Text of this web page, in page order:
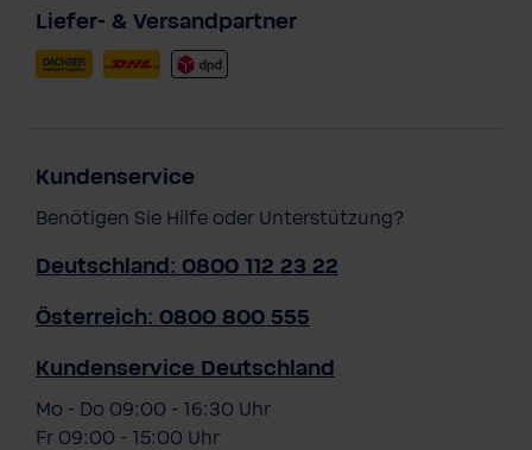
Liefer- & Versandpartner
Kundenservice
Benötigen Sie Hilfe oder Unterstützung?
Deutschland: 0800 112 23 22
Österreich: 0800 800 555
Kundenservice Deutschland
Mo - Do 09:00 - 16:30 Uhr
Fr 09:00 - 15:00 Uhr